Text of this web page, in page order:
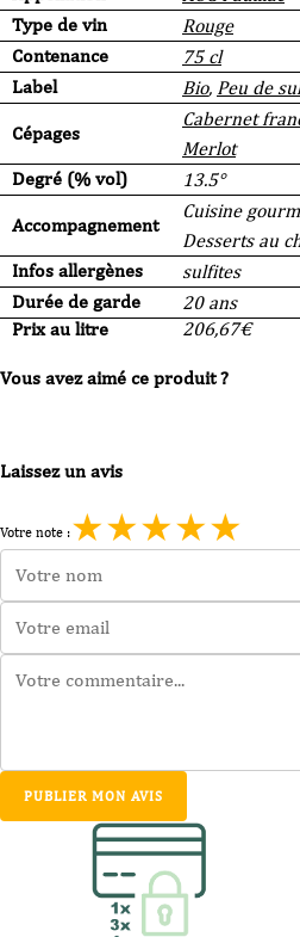
Type de vin
Rouge
Contenance
75 cl
Label
Bio, Peu de
Cépages
Cabernet
Merlot
Degré (% vol)
13.5°
Accompagnement
Cuisine
Desserts au
Infos allergènes
sulfites
Durée de garde
20 ans
Prix au litre
206,67€
Vous avez aimé ce produit ?
Laissez un avis
Votre note :★★★★★
PUBLIER MON AVIS